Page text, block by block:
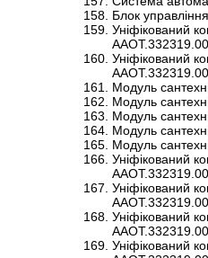
Блок
Уніфікований
Уніфікований
Модуль
Модуль
Модуль
Модуль
Модуль
Уніфікований
Уніфікований
Уніфікований
Уніфікований